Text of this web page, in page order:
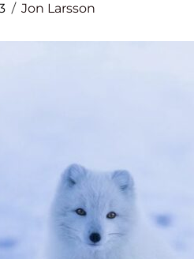
Jon Larsson